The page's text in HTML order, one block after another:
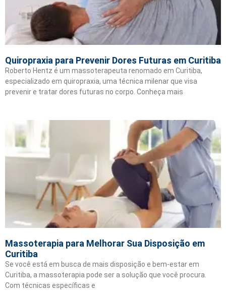
Quiropraxia para Prevenir Dores Futuras em Curitiba
Roberto Hentz é um massoterapeuta renomado em Curitiba,
especializado em quiropraxia, uma técnica milenar que visa
prevenir e tratar dores futuras no corpo. Conheça mais
Massoterapia para Melhorar Sua Disposição em
Curitiba
Se você está em busca de mais disposição e bem-estar em
Curitiba, a massoterapia pode ser a solução que você procura.
Com técnicas específicas e